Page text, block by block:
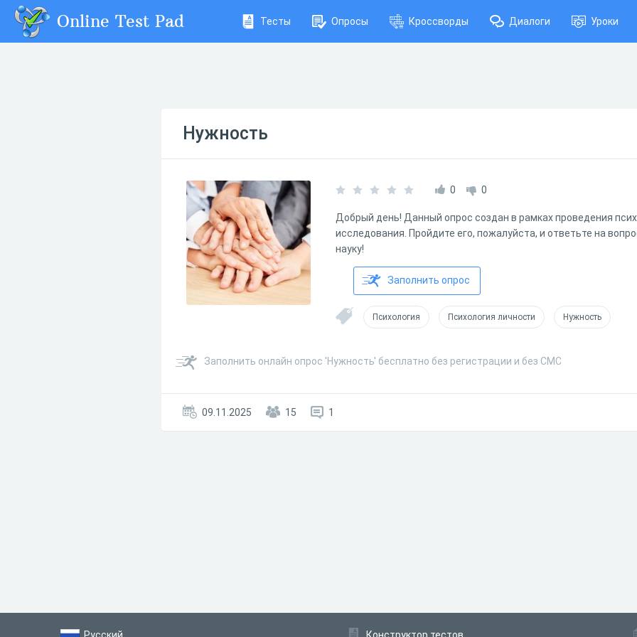
Online Test Pad Тесты Опросы Кроссворды Диалоги Уроки
Нужность
0 0
Добрый день! Данный опрос создан в рамках проведения
исследования. Пройдите его, пожалуйста, и ответьте на
науку!
Заполнить опрос
Психология Психология личности Нужность
Заполнить онлайн опрос 'Нужность' бесплатно без регистрации и без СМС
09.11.2025 15 1